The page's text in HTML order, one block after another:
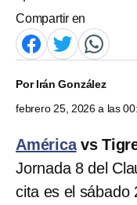
Compartir en
PorIrán González
febrero 25, 2026 a las
Américavs
Jornada 8 del
cita es el sábado